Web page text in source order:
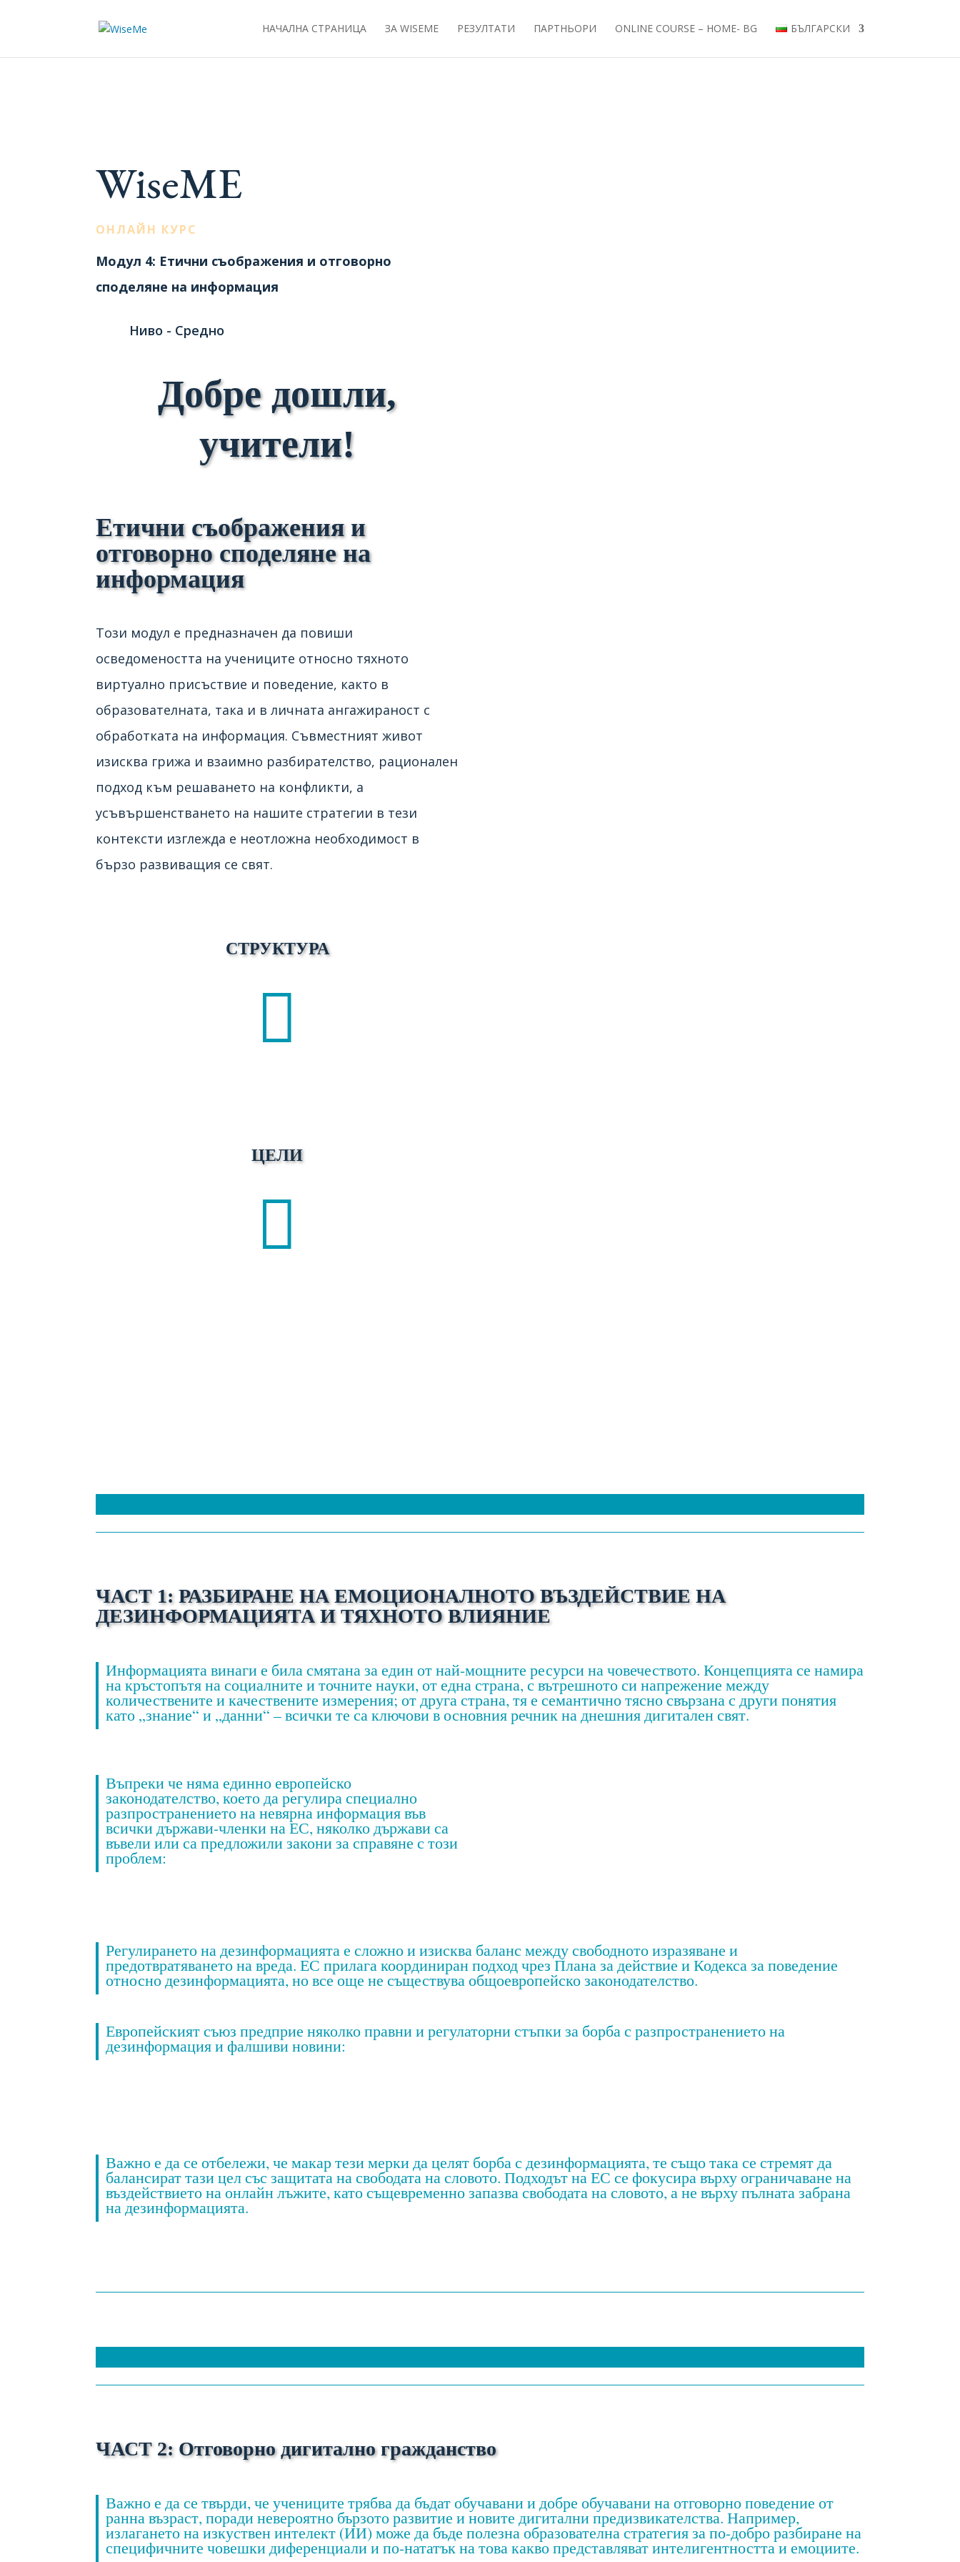
НАЧАЛНА СТРАНИЦА ЗА WISEME РЕЗУЛТАТИ ПАРТНЬОРИ ONLINE COURSE – HOME- BG БЪЛГАРСКИ
WiseME
ОНЛАЙН КУРС
Модул 4: Етични съображения и отговорно
споделяне на информация
Ниво - Средно
Добре дошли,
учители!
Етични съображения и
отговорно споделяне на
информация
Този модул е ​​предназначен да повиши
осведомеността на учениците относно тяхното
виртуално присъствие и поведение, както в
образователната, така и в личната ангажираност с
обработката на информация. Съвместният живот
изисква грижа и взаимно разбирателство, рационален
подход към решаването на конфликти, а
усъвършенстването на нашите стратегии в тези
контексти изглежда е неотложна необходимост в
бързо развиващия се свят.
СТРУКТУРА

ЦЕЛИ

ЧАСТ 1: РАЗБИРАНЕ НА ЕМОЦИОНАЛНОТО ВЪЗДЕЙСТВИЕ НА
ДЕЗИНФОРМАЦИЯТА И ТЯХНОТО ВЛИЯНИЕ
Информацията винаги е била смятана за един от най-мощните ресурси на човечеството. Концепцията се намира
на кръстопътя на социалните и точните науки, от една страна, с вътрешното си напрежение между
количествените и качествените измерения; от друга страна, тя е семантично тясно свързана с други понятия
като „знание“ и „данни“ – всички те са ключови в основния речник на днешния дигитален свят.
Въпреки че няма единно европейско
законодателство, което да регулира специално
разпространението на невярна информация във
всички държави-членки на ЕС, няколко държави са
въвели или са предложили закони за справяне с този
проблем:
Регулирането на дезинформацията е сложно и изисква баланс между свободното изразяване и
предотвратяването на вреда. ЕС прилага координиран подход чрез Плана за действие и Кодекса за поведение
относно дезинформацията, но все още не съществува общоевропейско законодателство.
Европейският съюз предприе няколко правни и регулаторни стъпки за борба с разпространението на
дезинформация и фалшиви новини:
Важно е да се отбележи, че макар тези мерки да целят борба с дезинформацията, те също така се стремят да
балансират тази цел със защитата на свободата на словото. Подходът на ЕС се фокусира върху ограничаване на
въздействието на онлайн лъжите, като същевременно запазва свободата на словото, а не върху пълната забрана
на дезинформацията.
ЧАСТ 2: Отговорно дигитално гражданство
Важно е да се твърди, че учениците трябва да бъдат обучавани и добре обучавани на отговорно поведение от
ранна възраст, поради невероятно бързото развитие и новите дигитални предизвикателства. Например,
излагането на изкуствен интелект (ИИ) може да бъде полезна образователна стратегия за по-добро разбиране на
специфичните човешки диференциали и по-нататък на това какво представляват интелигентността и емоциите.